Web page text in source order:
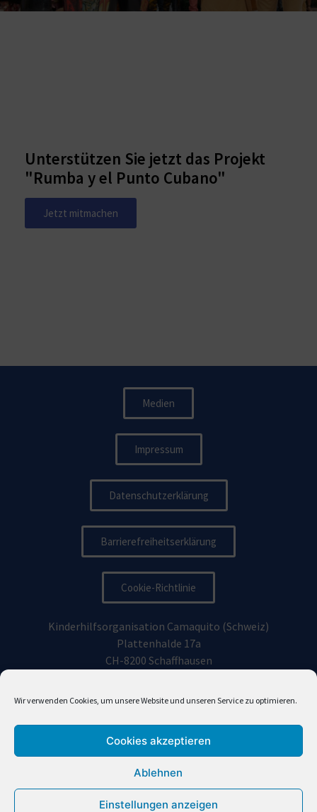
Wir verwenden Cookies, um unsere Website und unseren Service zu optimieren.
Cookies akzeptieren
Ablehnen
Einstellungen anzeigen
Unterstützen Sie jetzt das Projekt
"Rumba y el Punto Cubano​​"
Jetzt mitmachen
Medien
Impressum
Datenschutzerklärung
Barrierefreiheitserklärung
Cookie-Richtlinie
Kinderhilfsorganisation Camaquito (Schweiz)
Plattenhalde 17a
CH-8200 Schaffhausen
Kinderhilfsorganisation Camaquito Deutschland e.V.
München